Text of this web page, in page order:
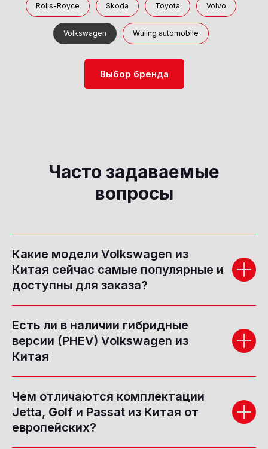
Rolls-Royce Skoda Toyota Volvo
Volkswagen Wuling automobile
Выбор бренда
Часто задаваемые
вопросы
Какие модели Volkswagen из
Китая сейчас самые популярные и
доступны для заказа?
Есть ли в наличии гибридные
версии (PHEV) Volkswagen из
Китая
Чем отличаются комплектации
Jetta, Golf и Passat из Китая от
европейских?